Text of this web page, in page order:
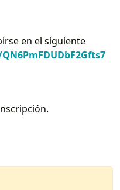
en el siguiente